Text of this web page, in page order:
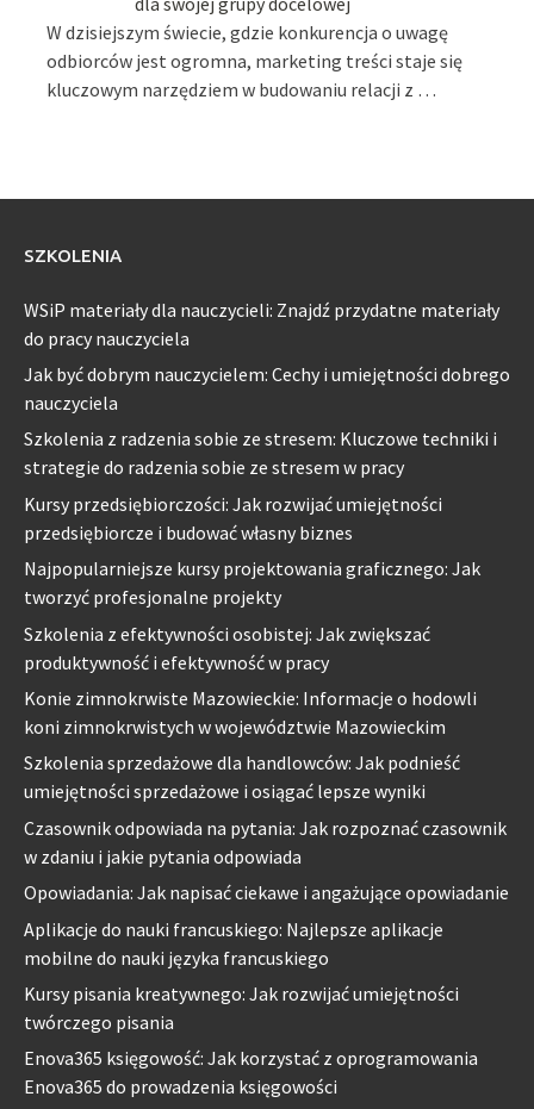
W dzisiejszym świecie, gdzie konkurencja o uwagę
odbiorców jest ogromna, marketing treści staje się
kluczowym narzędziem w budowaniu relacji z …
SZKOLENIA
WSiP materiały dla nauczycieli: Znajdź przydatne materiały
do pracy nauczyciela
Jak być dobrym nauczycielem: Cechy i umiejętności dobrego
nauczyciela
Szkolenia z radzenia sobie ze stresem: Kluczowe techniki i
strategie do radzenia sobie ze stresem w pracy
Kursy przedsiębiorczości: Jak rozwijać umiejętności
przedsiębiorcze i budować własny biznes
Najpopularniejsze kursy projektowania graficznego: Jak
tworzyć profesjonalne projekty
Szkolenia z efektywności osobistej: Jak zwiększać
produktywność i efektywność w pracy
Konie zimnokrwiste Mazowieckie: Informacje o hodowli
koni zimnokrwistych w województwie Mazowieckim
Szkolenia sprzedażowe dla handlowców: Jak podnieść
umiejętności sprzedażowe i osiągać lepsze wyniki
Czasownik odpowiada na pytania: Jak rozpoznać czasownik
w zdaniu i jakie pytania odpowiada
Opowiadania: Jak napisać ciekawe i angażujące opowiadanie
Aplikacje do nauki francuskiego: Najlepsze aplikacje
mobilne do nauki języka francuskiego
Kursy pisania kreatywnego: Jak rozwijać umiejętności
twórczego pisania
Enova365 księgowość: Jak korzystać z oprogramowania
Enova365 do prowadzenia księgowości